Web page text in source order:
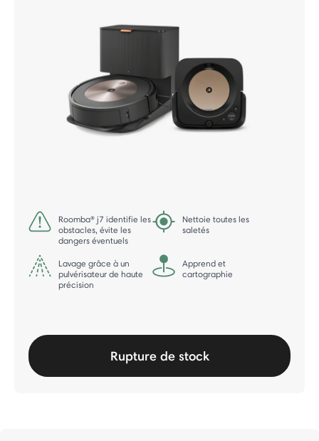
Roomba® j7 identifie les
obstacles, évite les
dangers éventuels
Nettoie toutes les
saletés
Lavage grâce à un
pulvérisateur de haute
précision
Apprend et
cartographie
Rupture de stock